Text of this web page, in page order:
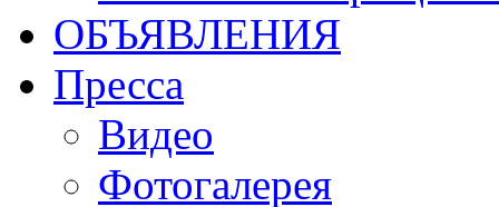
ОБЪЯВЛЕНИЯ
Пресса
Видео
Фотогалерея